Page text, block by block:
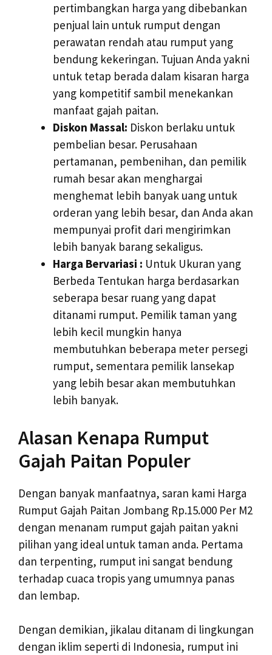
pertimbangkan harga yang dibebankan
penjual lain untuk rumput dengan
perawatan rendah atau rumput yang
bendung kekeringan. Tujuan Anda yakni
untuk tetap berada dalam kisaran harga
yang kompetitif sambil menekankan
manfaat gajah paitan.
Diskon Massal: Diskon berlaku untuk
pembelian besar. Perusahaan
pertamanan, pembenihan, dan pemilik
rumah besar akan menghargai
menghemat lebih banyak uang untuk
orderan yang lebih besar, dan Anda akan
mempunyai profit dari mengirimkan
lebih banyak barang sekaligus.
Harga Bervariasi : Untuk Ukuran yang
Berbeda Tentukan harga berdasarkan
seberapa besar ruang yang dapat
ditanami rumput. Pemilik taman yang
lebih kecil mungkin hanya
membutuhkan beberapa meter persegi
rumput, sementara pemilik lansekap
yang lebih besar akan membutuhkan
lebih banyak.
Alasan Kenapa Rumput
Gajah Paitan Populer
Dengan banyak manfaatnya, saran kami Harga
Rumput Gajah Paitan Jombang Rp.15.000 Per M2
dengan menanam rumput gajah paitan yakni
pilihan yang ideal untuk taman anda. Pertama
dan terpenting, rumput ini sangat bendung
terhadap cuaca tropis yang umumnya panas
dan lembap.
Dengan demikian, jikalau ditanam di lingkungan
dengan iklim seperti di Indonesia, rumput ini